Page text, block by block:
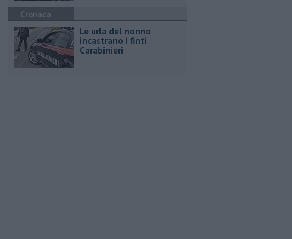
Cronaca
Le urla del nonno
incastrano i finti
Carabinieri